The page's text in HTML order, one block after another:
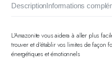
DescriptionInformations
L’Amazonite vous aidera à aller plus
trouver et d’établir vos limites de façon
énergétiques et émotionnels